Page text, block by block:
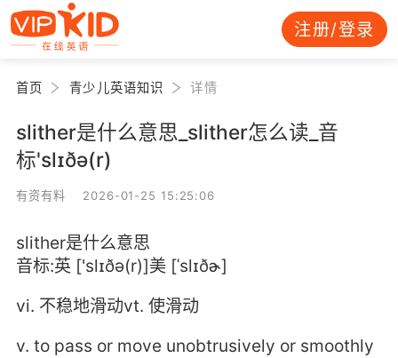
注册/登录
首页 青少儿英语知识 详情
slither是什么意思_slither怎么读_音
标'slɪðə(r)
有资有料 2026-01-25 15:25:06
slither是什么意思
音标:英 ['slɪðə(r)]美 [ˈslɪðɚ]
vi. 不稳地滑动vt. 使滑动
v. to pass or move unobtrusively or smoothly